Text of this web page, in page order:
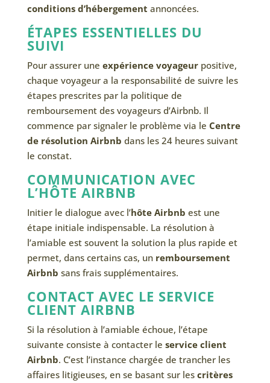
conditions d’hébergement annoncées.
ÉTAPES ESSENTIELLES DU
SUIVI
Pour assurer une expérience voyageurpositive,
chaque voyageur a la responsabilité de suivre les
étapes prescrites par la politique de
remboursement des voyageurs d’Airbnb. Il
commence par signaler le problème via le Centre
de résolution Airbnb dans les 24 heures suivant
le constat.
COMMUNICATION AVEC
L’HÔTE AIRBNB
Initier le dialogue avec l’hôte Airbnb est une
étape initiale indispensable. La résolution à
l’amiable est souvent la solution la plus rapide et
permet, dans certains cas, un remboursement
Airbnb sans frais supplémentaires.
CONTACT AVEC LE SERVICE
CLIENT AIRBNB
Si la résolution à l’amiable échoue, l’étape
suivante consiste à contacter le service client
Airbnb. C’est l’instance chargée de trancher les
affaires litigieuses, en se basant sur les critères